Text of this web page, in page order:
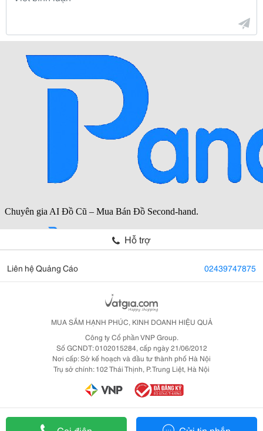
Hỗ trợ
Liên hệ Quảng Cáo 02439747875
MUA SẮM HẠNH PHÚC, KINH DOANH HIỆU QUẢ
Công ty Cổ phần VNP Group.
Số GCNDT: 0102015284, cấp ngày 21/06/2012
Nơi cấp: Sở kế hoạch và đầu tư thành phố Hà Nội
Trụ sở chính: 102 Thái Thịnh, P. Trung Liệt, Hà Nội